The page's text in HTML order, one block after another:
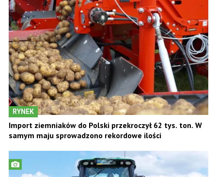
RYNEK
Import ziemniaków do Polski przekroczył 62 tys. ton. W
samym maju sprowadzono rekordowe ilości